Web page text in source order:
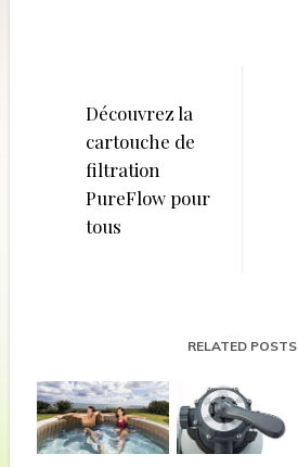
l’article
Découvrez la
cartouche de
filtration
PureFlow pour
tous
RELATED POSTS